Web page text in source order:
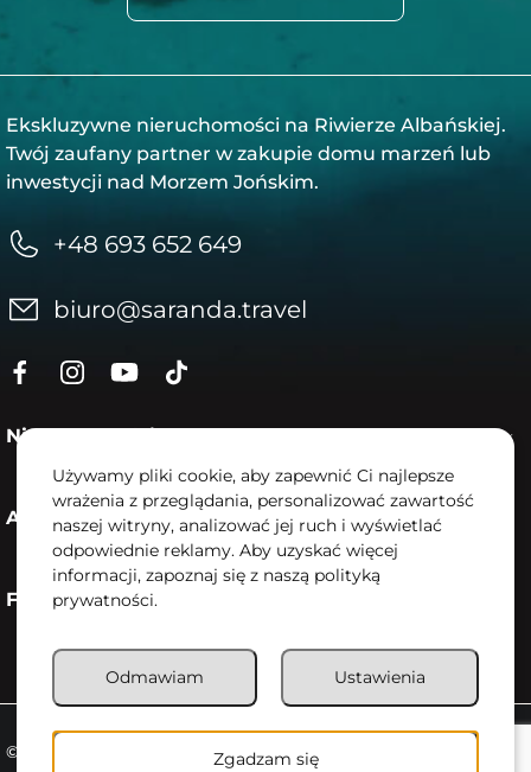
Ekskluzywne nieruchomości na Riwierze Albańskiej.
Twój zaufany partner w zakupie domu marzeń lub
inwestycji nad Morzem Jońskim.
+48 693 652 649
biuro@saranda.travel
Nieruchomości
Aktualności
Firma
©2026 Saranda.Travel. All rights reserved
Używamy pliki cookie, aby zapewnić Ci najlepsze
wrażenia z przeglądania, personalizować zawartość
naszej witryny, analizować jej ruch i wyświetlać
odpowiednie reklamy. Aby uzyskać więcej
informacji, zapoznaj się z naszą polityką
prywatności.
Zgadzam się
Ustawienia
Odmawiam